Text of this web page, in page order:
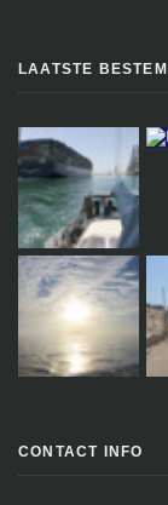
LAATSTE
CONTACT INFO